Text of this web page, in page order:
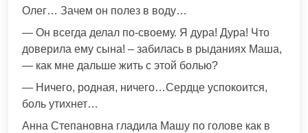
Олег… Зачем он полез в воду…
— Он всегда делал по-своему. Я дура! Дура! Что
доверила ему сына! – забилась в рыданиях Маша,
— как мне дальше жить с этой болью?
— Ничего, родная, ничего…Сердце успокоится,
боль утихнет…
Анна Степановна гладила Машу по голове как в